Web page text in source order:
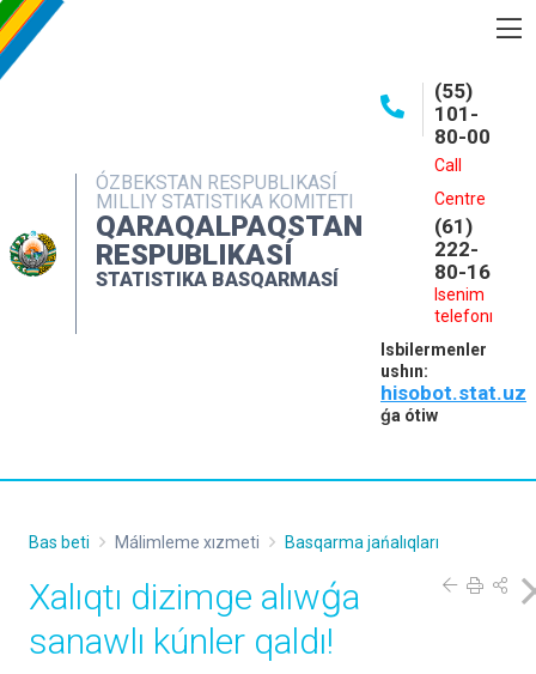
ÓZBEKSTAN RESPUBLIKASÍ
MILLIY STATISTIKA KOMITETI
QARAQALPAQSTAN
RESPUBLIKASÍ
STATISTIKA BASQARMASÍ
(55)
101-
80-00
Call
Centre
(61)
222-
80-16
Isenim
telefonı
Isbilermenler
ushın:
hisobot.stat.uz
ǵa ótiw
INTERAKTIV XIZMETLER
MÁLIMLEME XIZMETI
MÚRÁJAATLAR
Bas beti Málimleme xızmeti Basqarma jańalıqları
Xalıqtı dizimge alıwǵa
sanawlı kúnler qaldı!